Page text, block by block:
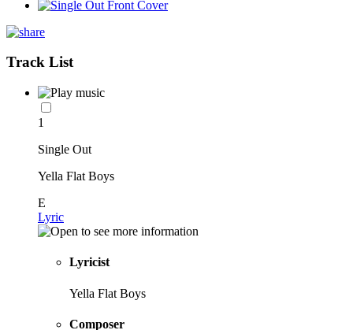
Track List
1
Single Out
Yella Flat Boys
E
Lyric
Lyricist
Yella Flat Boys
Composer